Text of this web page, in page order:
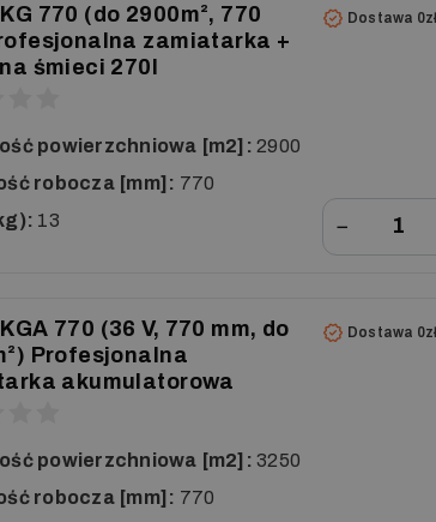
2900m², 770
zamiatarka +
śmieci 270l
powierzchniowa [m2]: 2900
robocza [mm]: 770
13
Dostawa 0zł
−
770 (36 V, 770 mm, do
Profesjonalna
akumulatorowa
powierzchniowa [m2]: 3250
robocza [mm]: 770
Dostawa 0zł